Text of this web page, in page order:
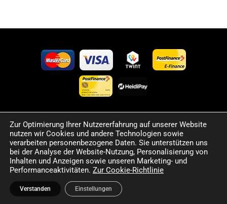
©2024 Happy Sport. Alle auf dieser Website angegebenen
Preise und Informationen sind unverbindlich und können
Fehler sowie Irrtümer enthalten. Wir behalten uns das Recht
vor, jederzeit Änderungen vorzunehmen. Für die Richtigkeit
und Aktualität der bereitgestellten Informationen
übernehmen wir keine Haftung.
Zur Optimierung Ihrer Nutzererfahrung auf unserer Website
nutzen wir Cookies und andere Technologien sowie
verarbeiten personenbezogene Daten. Sie unterstützen uns
bei der Analyse der Website-Nutzung, Personalisierung von
Inhalten und Anzeigen sowie unseren Marketing- und
Performanceaktivitäten. Zur Cookie-Richtlinie
Verstanden Einstellungen